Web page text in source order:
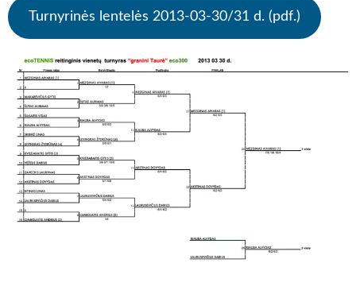
Turnyrinės lentelės 2013-03-30/31 d. (pdf.)